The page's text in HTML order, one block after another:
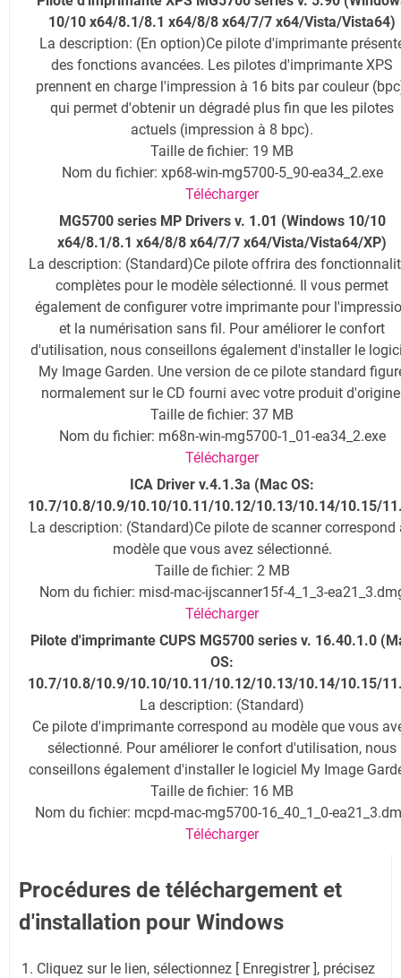
10/10 x64/8.1/8.1 x64/8/8 x64/7/7 x64/Vista/Vista64)
La description: (En option)Ce pilote d'imprimante
des fonctions avancées. Les pilotes d'imprimante XPS
prennent en charge l'impression à 16 bits par couleur
qui permet d'obtenir un dégradé plus fin que les pilotes
actuels (impression à 8 bpc).
Taille de fichier: 19 MB
Nom du fichier: xp68-win-mg5700-5_90-ea34_2.exe
Télécharger
MG5700 series MP Drivers v. 1.01 (Windows 10/10
x64/8.1/8.1 x64/8/8 x64/7/7 x64/Vista/Vista64/XP)
La description: (Standard)Ce pilote offrira des
complètes pour le modèle sélectionné. Il vous permet
également de configurer votre imprimante pour
et la numérisation sans fil. Pour améliorer le confort
d'utilisation, nous conseillons également d'installer le
My Image Garden. Une version de ce pilote standard
normalement sur le CD fourni avec votre produit
Taille de fichier: 37 MB
Nom du fichier: m68n-win-mg5700-1_01-ea34_2.exe
Télécharger
ICA Driver v.4.1.3a (Mac OS:
10.7/10.8/10.9/10.10/10.11/10.12/10.13/10.14/10.15/
La description: (Standard)Ce pilote de scanner correspond
modèle que vous avez sélectionné.
Taille de fichier: 2 MB
Nom du fichier: misd-mac-ijscanner15f-4_1_3-
Télécharger
Pilote d'imprimante CUPS MG5700 series v. 16.40.1.0 (
OS:
10.7/10.8/10.9/10.10/10.11/10.12/10.13/10.14/10.15/
La description: (Standard)
Ce pilote d'imprimante correspond au modèle que vous
sélectionné. Pour améliorer le confort d'utilisation, nous
conseillons également d'installer le logiciel My Image
Taille de fichier: 16 MB
Nom du fichier: mcpd-mac-mg5700-16_40_1_0-
Télécharger
Procédures de téléchargement et
d'installation pour Windows
Cliquez sur le lien, sélectionnez [ Enregistrer ], précisez